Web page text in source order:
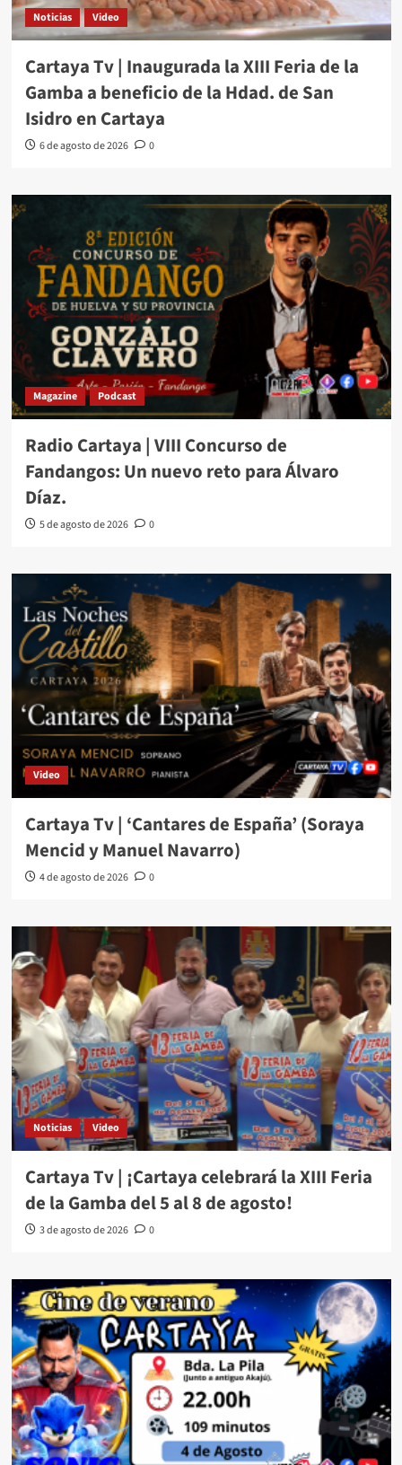
Noticias Video
Cartaya Tv | Inaugurada la XIII Feria de la
Gamba a beneficio de la Hdad. de San
Isidro en Cartaya
6 de agosto de 2026 0
Magazine Podcast
Radio Cartaya | VIII Concurso de
Fandangos: Un nuevo reto para Álvaro
Díaz.
5 de agosto de 2026 0
Video
Cartaya Tv | ‘Cantares de España’ (Soraya
Mencid y Manuel Navarro)
4 de agosto de 2026 0
Noticias Video
Cartaya Tv | ¡Cartaya celebrará la XIII Feria
de la Gamba del 5 al 8 de agosto!
3 de agosto de 2026 0